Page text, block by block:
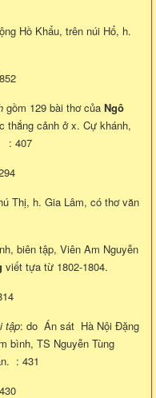
Hồ Khẩu, trên núi Hổ, h.
gồm 129 bài thơ của Ngô
thắng cảnh ở x. Cự khánh,
: 407
Thị, h. Gia Lâm, có thơ văn
biên tập, Viên Am Nguyễn
viết tựa từ 1802-1804.
tập: do Án sát Hà Nội Đặng
bình, TS Nguyễn Tùng
: 431
430